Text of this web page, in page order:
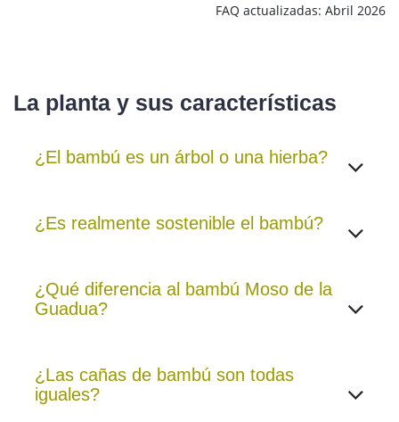
FAQ actualizadas: Abril 2026
La planta y sus características​
¿El bambú es un árbol o una hierba?
¿Es realmente sostenible el bambú?
¿Qué diferencia al bambú Moso de la
Guadua?
¿Las cañas de bambú son todas
iguales?